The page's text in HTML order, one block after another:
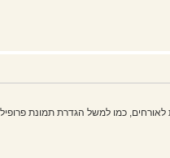
כמו למשל הגדרת תמונת